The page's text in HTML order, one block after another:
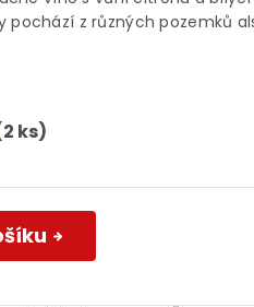
z různých pozemků
ks)